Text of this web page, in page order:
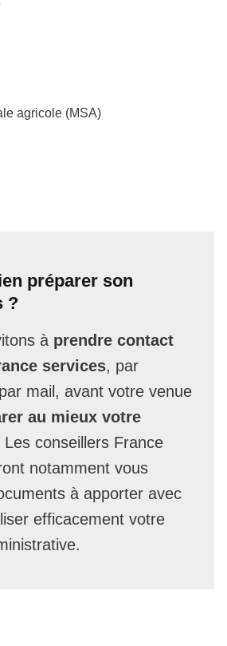
agricole (MSA)
préparer son
?
à prendre contact
services, par
mail, avant votre venue
au mieux votre
Les conseillers France
notamment vous
à apporter avec
efficacement votre